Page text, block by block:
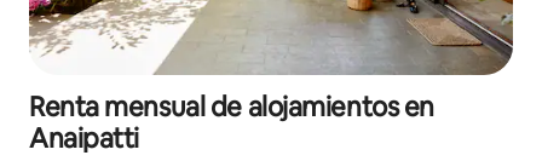
Renta mensual de alojamientos en
Anaipatti